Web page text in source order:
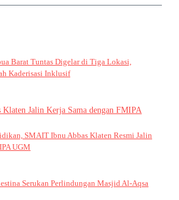
Barat Tuntas Digelar di Tiga Lokasi,
Kaderisasi Inklusif
SMAIT Ibnu Abbas Klaten Resmi Jalin
UGM
Serukan Perlindungan Masjid Al-Aqsa